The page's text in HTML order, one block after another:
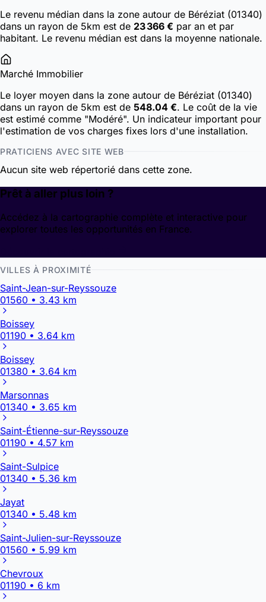
Le revenu médian dans la zone autour de Béréziat (01340)
dans un rayon de 5km est de 23 366 € par an et par
habitant. Le revenu médian est dans la moyenne nationale.
Marché Immobilier
Le loyer moyen dans la zone autour de Béréziat (01340)
dans un rayon de 5km est de 548.04 €. Le coût de la vie
est estimé comme "Modéré". Un indicateur important pour
l'estimation de vos charges fixes lors d'une installation.
PRATICIENS AVEC SITE WEB
Aucun site web répertorié dans cette zone.
Prêt à aller plus loin ?
Accédez à la cartographie complète et interactive pour
explorer toutes les opportunités en France.
VILLES À PROXIMITÉ
Saint-Jean-sur-Reyssouze
01560 • 3.43 km
Boissey
01190 • 3.64 km
Boissey
01380 • 3.64 km
Marsonnas
01340 • 3.65 km
Saint-Étienne-sur-Reyssouze
01190 • 4.57 km
Saint-Sulpice
01340 • 5.36 km
Jayat
01340 • 5.48 km
Saint-Julien-sur-Reyssouze
01560 • 5.99 km
Chevroux
01190 • 6 km